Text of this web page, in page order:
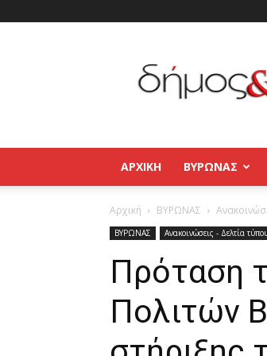
και
–
ΑΡΧΙΚΉ ΒΥΡΩΝΑΣ
Αρχική ΒΥΡΩΝΑΣ
ΒΥΡΩΝΑΣ Ανακοινώσεις - Δελτία
Πρόταση
Πολιτών